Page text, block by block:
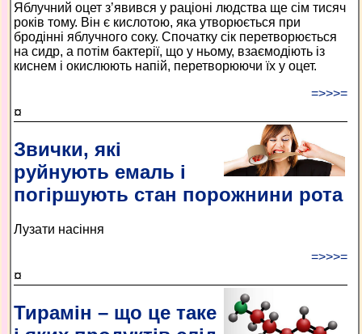
Яблучний оцет з’явився у раціоні людства ще сім тисяч
років тому. Він є кислотою, яка утворюється при
бродінні яблучного соку. Спочатку сік перетворюється
на сидр, а потім бактерії, що у ньому, взаємодіють із
киснем і окислюють напій, перетворюючи їх у оцет.
=>>>=
¤
Звички, які
руйнують емаль і
погіршують стан порожнини рота
Лузати насіння
=>>>=
¤
Тирамін – що це таке